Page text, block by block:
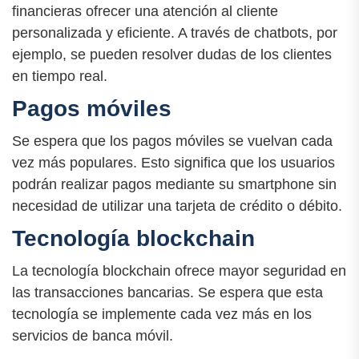
financieras ofrecer una atención al cliente
personalizada y eficiente. A través de chatbots, por
ejemplo, se pueden resolver dudas de los clientes
en tiempo real.
Pagos móviles
Se espera que los pagos móviles se vuelvan cada
vez más populares. Esto significa que los usuarios
podrán realizar pagos mediante su smartphone sin
necesidad de utilizar una tarjeta de crédito o débito.
Tecnología blockchain
La tecnología blockchain ofrece mayor seguridad en
las transacciones bancarias. Se espera que esta
tecnología se implemente cada vez más en los
servicios de banca móvil.